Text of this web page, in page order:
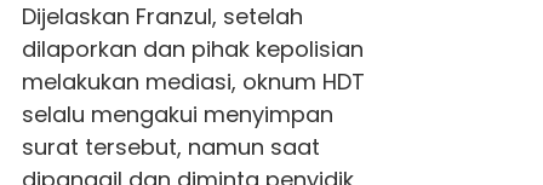
Dijelaskan Franzul, setelah
dilaporkan dan pihak kepolisian
melakukan mediasi, oknum HDT
selalu mengakui menyimpan
surat tersebut, namun saat